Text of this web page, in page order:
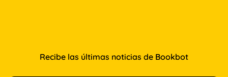
Recibe las últimas noticias de Bookbot